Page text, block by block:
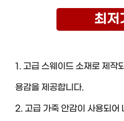
최저
1. 고급 스웨이드 소재로 제작
용감을 제공합니다.
2. 고급 가죽 안감이 사용되어